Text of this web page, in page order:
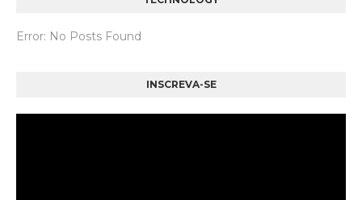
Error: No Posts Found
INSCREVA-SE